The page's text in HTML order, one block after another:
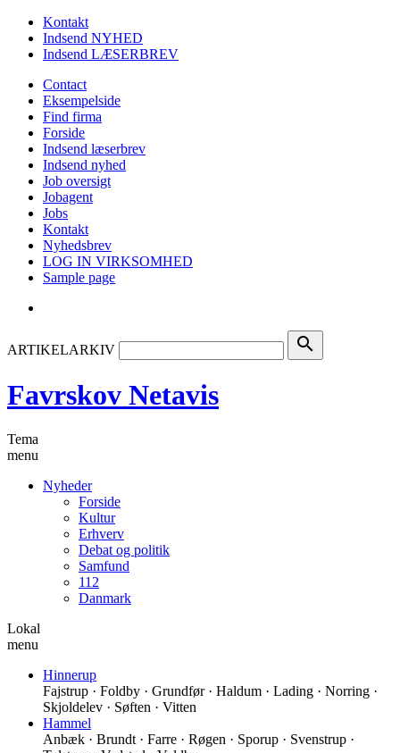
Kontakt
Indsend NYHED
Indsend LÆSERBREV
Contact
Eksempelside
Find firma
Forside
Indsend læserbrev
Indsend nyhed
Job oversigt
Jobagent
Jobs
Kontakt
Nyhedsbrev
LOG IN VIRKSOMHED
Sample page
ARTIKELARKIV search
Favrskov Netavis
Tema
menu
Nyheder
Forside
Kultur
Erhverv
Debat og politik
Samfund
112
Danmark
Lokal
menu
Hinnerup
Fajstrup · Foldby · Grundfør · Haldum · Lading · Norring ·
Skjoldelev · Søften · Vitten
Hammel
Anbæk · Brundt · Farre · Røgen · Sporup · Svenstrup ·